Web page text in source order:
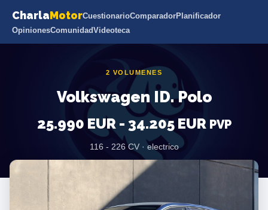
CharlaMotorCuestionarioComparadorPlanificador
OpinionesComunidadVideoteca
2 VOLUMENES
Volkswagen ID. Polo
25.990 EUR - 34.205 EUR PVP
116 - 226 CV · electrico